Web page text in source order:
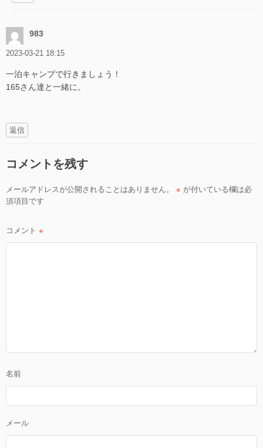
983
2023-03-21 18:15
一泊キャンプで行きましょう！
165さん達と一緒に。
返信
コメントを残す
メールアドレスが公開されることはありません。 ※ が付いている欄は必
須項目です
コメント ※
名前
メール